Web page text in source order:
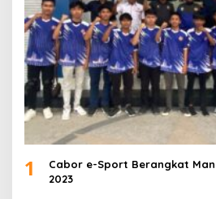
1
Cabor e-Sport Berangkat
2023